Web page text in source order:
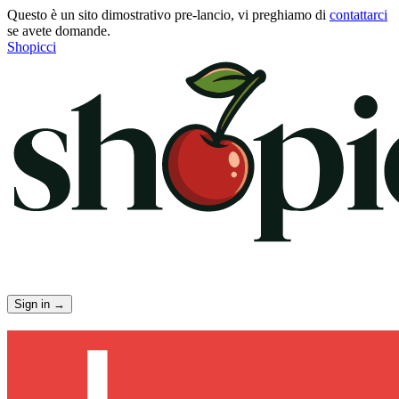
Questo è un sito dimostrativo pre-lancio, vi preghiamo di contattarci
se avete domande.
Shopicci
Sign in →